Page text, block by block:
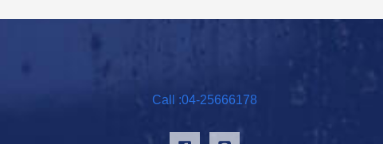
Call :04-25666178